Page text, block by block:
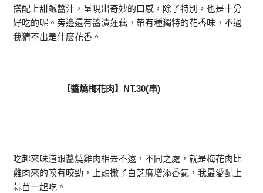
搭配上甜鹹醬汁，呈現出奇妙的口感，除了特別，也是十分
好吃的呢。旁邊還有醬漬蓮藕，帶有種獨特的花香味，不過
我猜不出是什麼花香。
—————–【醬燒梅花肉】NT.30(串)
吃起來味道跟醬燒雞肉相去不遠，不同之處，就是梅花肉比
雞肉來的較有咬勁，上頭撒了白芝麻增添香氣，我最愛配上
蒜苗一起吃。